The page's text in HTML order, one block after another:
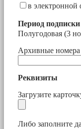
в электронной
Период подписки
Полугодовая (3
Архивные
Реквизиты
Загрузите
Либо заполните